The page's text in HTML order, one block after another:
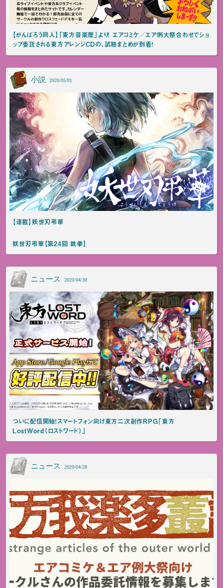
【がんばろう同人】「東方音楽歴」より！ エアコミケ／エア例大祭合わせでショ
ップ委託される東方アレンジCDの、試聴まとめが到着！
小説 2020/05/01
【連載】妖世刃弔華
妖世刃弔華【第24回 鉄拳】
ニュース 2020/04/30
ついに配信開始！スマートフォン向け東方二次創作RPG「東方
LostWord（ロストワード）」
ニュース 2020/04/28